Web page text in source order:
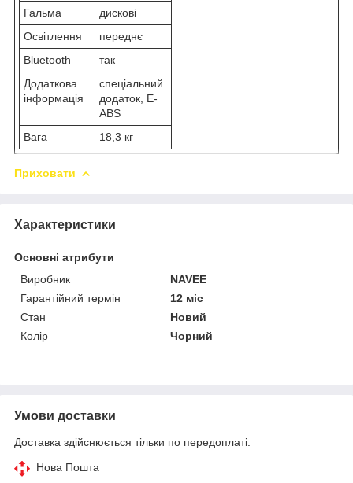
Гальма
дискові
Освітлення
переднє
Bluetooth
так
Додаткова
інформація
спеціальний
додаток, E-
ABS
Вага
18,3 кг
Приховати
Характеристики
Основні атрибути
Виробник
NAVEE
Гарантійний термін
12 міс
Стан
Новий
Колір
Чорний
Умови доставки
Доставка здійснюється тільки по передоплаті.
Нова Пошта